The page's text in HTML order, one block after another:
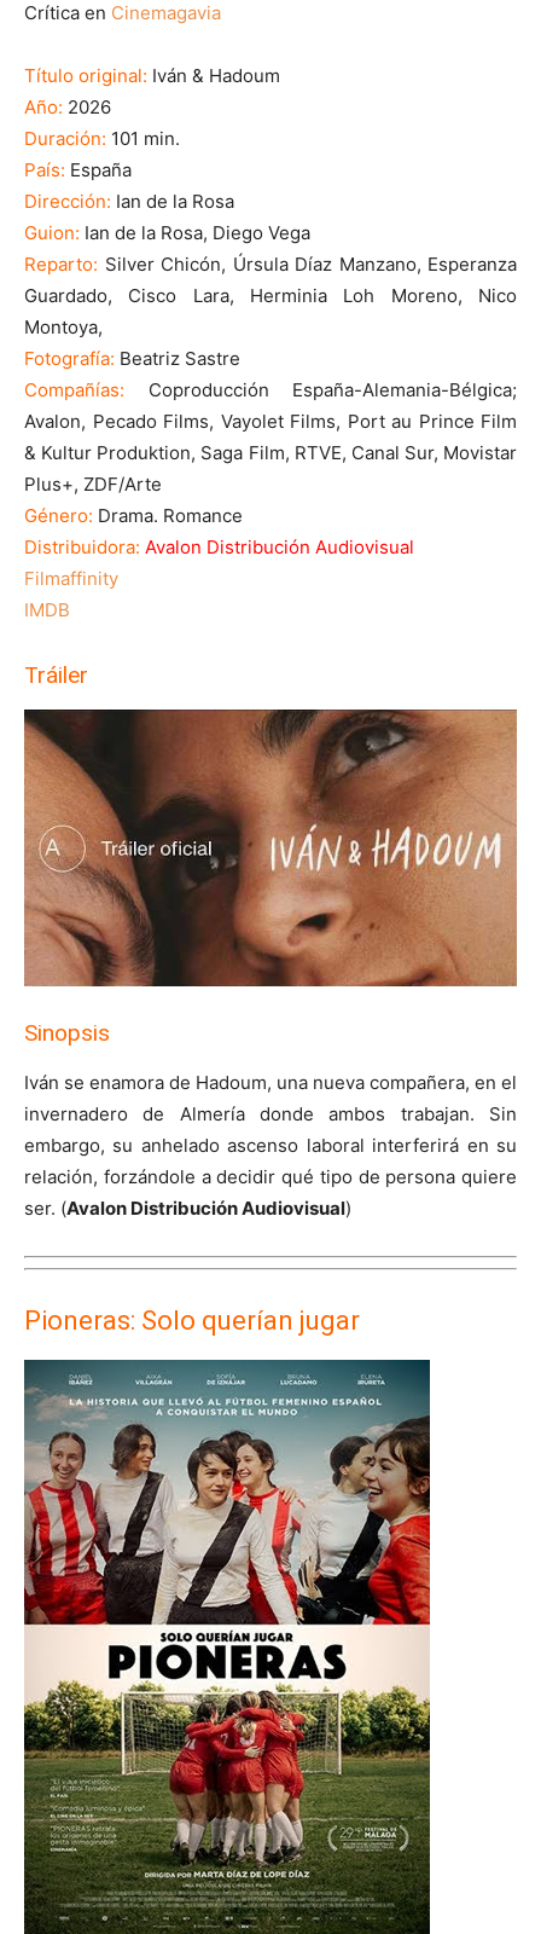
Crítica en Cinemagavia
Título original: Iván & Hadoum
Año: 2026
Duración: 101 min.
País: España
Dirección: Ian de la Rosa
Guion: Ian de la Rosa, Diego Vega
Reparto: Silver Chicón, Úrsula Díaz Manzano, Esperanza
Guardado, Cisco Lara, Herminia Loh Moreno, Nico
Montoya,
Fotografía: Beatriz Sastre
Compañías: Coproducción España-Alemania-Bélgica;
Avalon, Pecado Films, Vayolet Films, Port au Prince Film
& Kultur Produktion, Saga Film, RTVE, Canal Sur, Movistar
Plus+, ZDF/Arte
Género: Drama. Romance
Distribuidora: Avalon Distribución Audiovisual
Filmaffinity
IMDB
Tráiler
Sinopsis
Iván se enamora de Hadoum, una nueva compañera, en el
invernadero de Almería donde ambos trabajan. Sin
embargo, su anhelado ascenso laboral interferirá en su
relación, forzándole a decidir qué tipo de persona quiere
ser. (Avalon Distribución Audiovisual)
Pioneras: Solo querían jugar